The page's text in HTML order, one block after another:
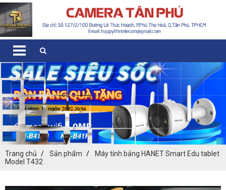
Trang chủ Sản phẩm
Máy tính bảng HANET Smart Edu tablet
Model T432